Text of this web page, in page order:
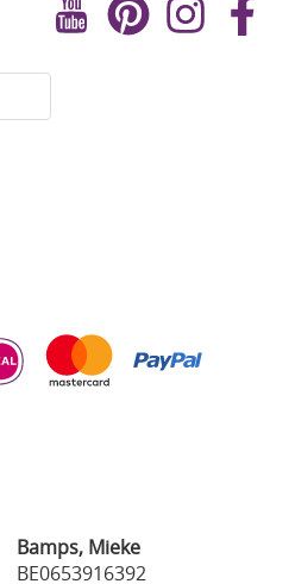
Bamps, Mieke
BE0653916392